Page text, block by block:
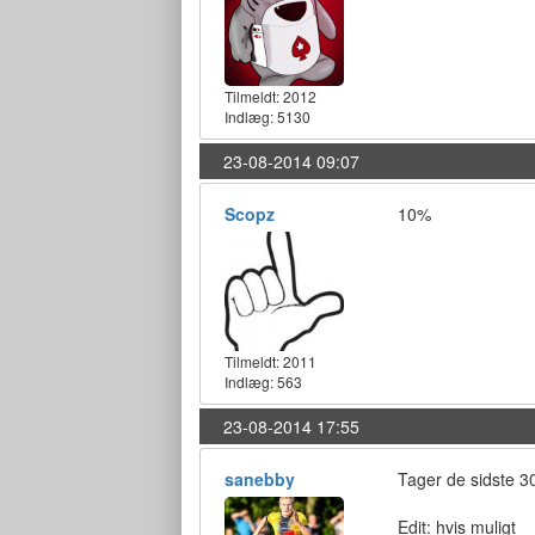
Tilmeldt:2012
Indlæg: 5130
23-08-2014 09:07
Scopz
Tilmeldt:2011
Indlæg: 563
10%
23-08-2014 17:55
sanebby
Tager de sidste
Edit: hvis muligt